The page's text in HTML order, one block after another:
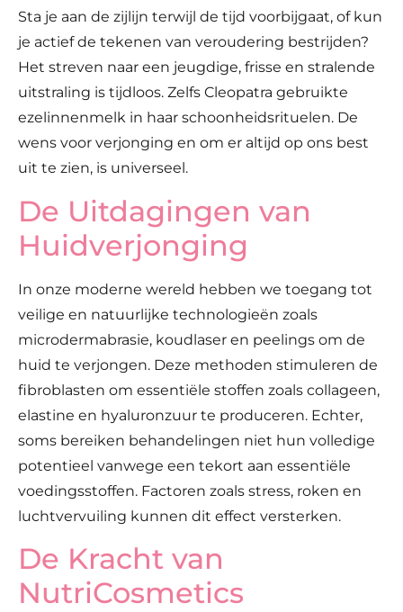
Sta je aan de zijlijn terwijl de tijd voorbijgaat, of kun
je actief de tekenen van veroudering bestrijden?
Het streven naar een jeugdige, frisse en stralende
uitstraling is tijdloos. Zelfs Cleopatra gebruikte
ezelinnenmelk in haar schoonheidsrituelen. De
wens voor verjonging en om er altijd op ons best
uit te zien, is universeel.
De Uitdagingen van
Huidverjonging
In onze moderne wereld hebben we toegang tot
veilige en natuurlijke technologieën zoals
microdermabrasie, koudlaser en peelings om de
huid te verjongen. Deze methoden stimuleren de
fibroblasten om essentiële stoffen zoals collageen,
elastine en hyaluronzuur te produceren. Echter,
soms bereiken behandelingen niet hun volledige
potentieel vanwege een tekort aan essentiële
voedingsstoffen. Factoren zoals stress, roken en
luchtvervuiling kunnen dit effect versterken.
De Kracht van
NutriCosmetics